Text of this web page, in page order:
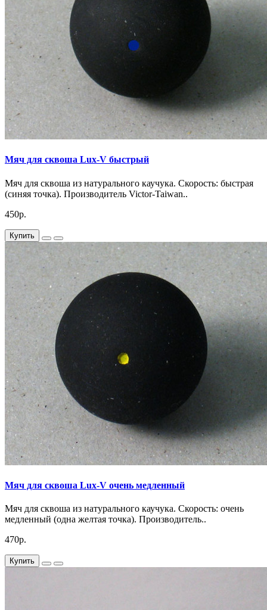
Мяч для сквоша Lux-V быстрый
Мяч для сквоша из натурального каучука. Скорость: быстрая
(синяя точка). Производитель Victor-Taiwan..
450р.
Купить
Мяч для сквоша Lux-V очень медленный
Мяч для сквоша из натурального каучука. Скорость: очень
медленный (одна желтая точка). Производитель..
470р.
Купить